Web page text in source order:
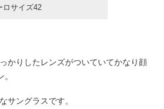
ロサイズ42
かりしたレンズがついていてかなり顔
サングラスです。